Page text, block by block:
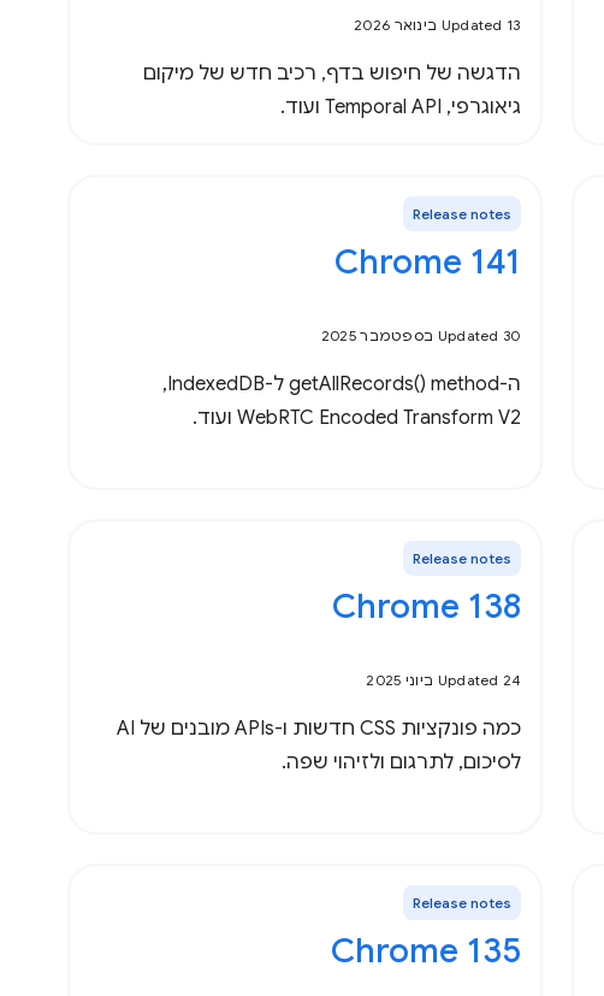
Updated 13 בינואר 2026
הדגשה של חיפוש בדף, רכיב חדש של מיקום
גיאוגרפי, Temporal API ועוד.
Release notes
‫Chrome 141
Updated 30 בספטמבר 2025
ה-method‏ getAllRecords()‎ ל-IndexedDB,‏
WebRTC Encoded Transform V2 ועוד.
Release notes
Chrome 138
Updated 24 ביוני 2025
כמה פונקציות CSS חדשות ו-APIs מובנים של AI
לסיכום, לתרגום ולזיהוי שפה.
Release notes
Chrome 135